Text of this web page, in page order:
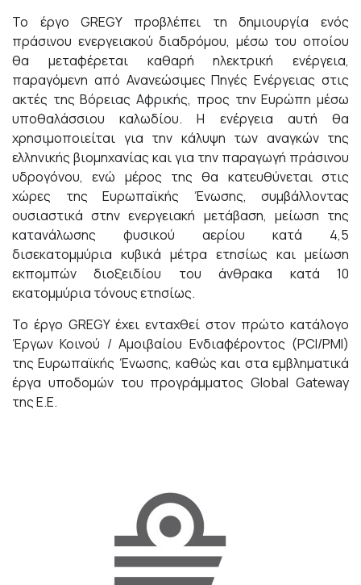
Το έργο GREGY προβλέπει τη δημιουργία ενός
πράσινου ενεργειακού διαδρόμου, μέσω του οποίου
θα μεταφέρεται καθαρή ηλεκτρική ενέργεια,
παραγόμενη από Ανανεώσιμες Πηγές Ενέργειας στις
ακτές της Βόρειας Αφρικής, προς την Ευρώπη μέσω
υποθαλάσσιου καλωδίου. Η ενέργεια αυτή θα
χρησιμοποιείται για την κάλυψη των αναγκών της
ελληνικής βιομηχανίας και για την παραγωγή πράσινου
υδρογόνου, ενώ μέρος της θα κατευθύνεται στις
χώρες της Ευρωπαϊκής Ένωσης, συμβάλλοντας
ουσιαστικά στην ενεργειακή μετάβαση, μείωση της
κατανάλωσης φυσικού αερίου κατά 4,5
δισεκατομμύρια κυβικά μέτρα ετησίως και μείωση
εκπομπών διοξειδίου του άνθρακα κατά 10
εκατομμύρια τόνους ετησίως.
Το έργο GREGY έχει ενταχθεί στον πρώτο κατάλογο
Έργων Κοινού / Αμοιβαίου Ενδιαφέροντος (PCI/PMI)
της Ευρωπαϊκής Ένωσης, καθώς και στα εμβληματικά
έργα υποδομών του προγράμματος Global Gateway
της Ε.Ε.